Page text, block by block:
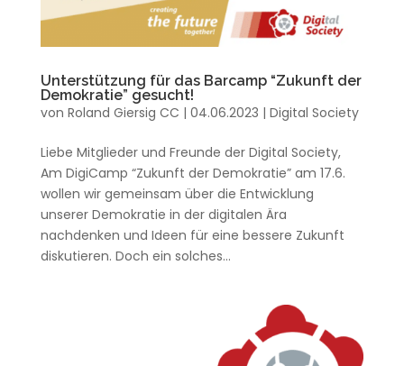
Unterstützung für das Barcamp “Zukunft der
Demokratie” gesucht!
von Roland Giersig CC | 04.06.2023 | Digital Society
Liebe Mitglieder und Freunde der Digital Society,
Am DigiCamp “Zukunft der Demokratie” am 17.6.
wollen wir gemeinsam über die Entwicklung
unserer Demokratie in der digitalen Ära
nachdenken und Ideen für eine bessere Zukunft
diskutieren. Doch ein solches...